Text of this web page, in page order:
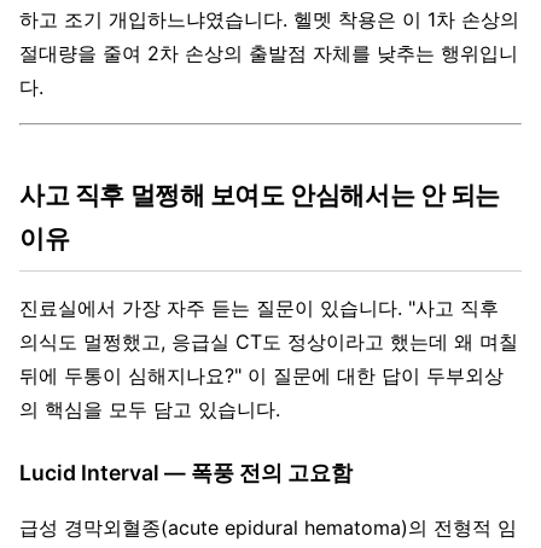
하고 조기 개입하느냐였습니다. 헬멧 착용은 이 1차 손상의
절대량을 줄여 2차 손상의 출발점 자체를 낮추는 행위입니
다.
사고 직후 멀쩡해 보여도 안심해서는 안 되는
이유
진료실에서 가장 자주 듣는 질문이 있습니다. "사고 직후
의식도 멀쩡했고, 응급실 CT도 정상이라고 했는데 왜 며칠
뒤에 두통이 심해지나요?" 이 질문에 대한 답이 두부외상
의 핵심을 모두 담고 있습니다.
Lucid Interval — 폭풍 전의 고요함
급성 경막외혈종(acute epidural hematoma)의 전형적 임